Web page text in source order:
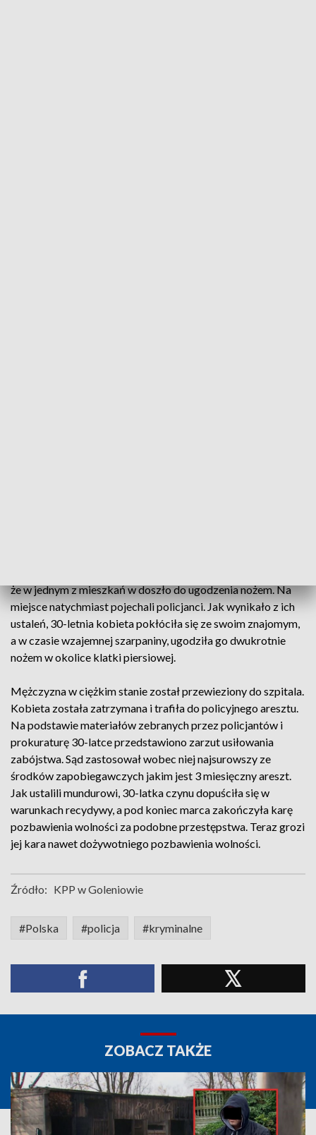
że w jednym z mieszkań w doszło do ugodzenia nożem. Na
miejsce natychmiast pojechali policjanci. Jak wynikało z ich
ustaleń, 30-letnia kobieta pokłóciła się ze swoim znajomym,
a w czasie wzajemnej szarpaniny, ugodziła go dwukrotnie
nożem w okolice klatki piersiowej.
Mężczyzna w ciężkim stanie został przewieziony do szpitala.
Kobieta została zatrzymana i trafiła do policyjnego aresztu.
Na podstawie materiałów zebranych przez policjantów i
prokuraturę 30-latce przedstawiono zarzut usiłowania
zabójstwa. Sąd zastosował wobec niej najsurowszy ze
środków zapobiegawczych jakim jest 3 miesięczny areszt.
Jak ustalili mundurowi, 30-latka czynu dopuściła się w
warunkach recydywy, a pod koniec marca zakończyła karę
pozbawienia wolności za podobne przestępstwa. Teraz grozi
jej kara nawet dożywotniego pozbawienia wolności.
Źródło: KPP w Goleniowie
#Polska #policja #kryminalne
ZOBACZ TAKŻE